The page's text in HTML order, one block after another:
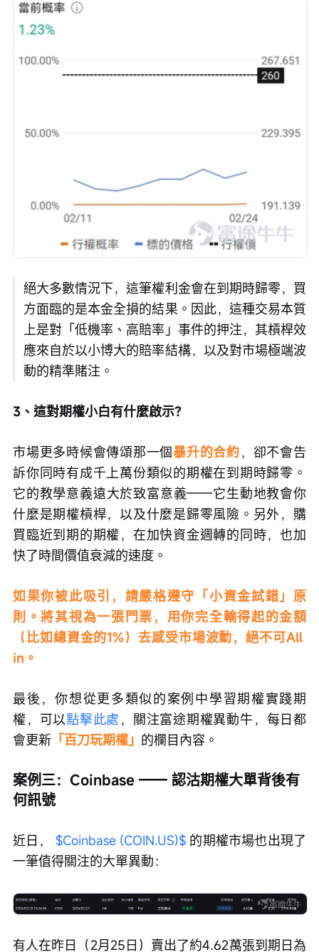
絕大多數情況下，這筆權利金會在到期時歸零，買
方面臨的是本金全損的結果。因此，這種交易本質
上是對「低機率、高賠率」事件的押注，其槓桿效
應來自於以小博大的賠率結構，以及對市場極端波
動的精準賭注。
3、這對期權小白有什麼啟示？
市場更多時候會傳頌那一個暴升的合約，卻不會告
訴你同時有成千上萬份類似的期權在到期時歸零。
它的教學意義遠大於致富意義——它生動地教會你
什麼是期權槓桿，以及什麼是歸零風險。另外，購
買臨近到期的期權，在加快資金週轉的同時，也加
快了時間價值衰減的速度。
如果你被此吸引，請嚴格遵守「小資金試錯」原
則。將其視為一張門票，用你完全輸得起的金額
（比如總資金的1%）去感受市場波動，絕不可All
in。
最後，你想從更多類似的案例中學習期權實踐期
權，可以點擊此處 ，關注富途期權異動牛，每日都
會更新 「百刀玩期權」 的欄目內容。
案例三：Coinbase —— 認沽期權大單背後有
何訊號
近日， $Coinbase (COIN.US)$ 的期權市場也出現了
一筆值得關注的大單異動：
有人在昨日（2月25日）賣出了約4.62萬張到期日為